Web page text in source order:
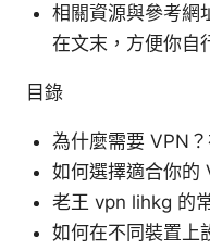
相關資源與參考網
在文末，方便你自
目錄
為什麼需要 VPN
如何選擇適合你的
老王 vpn lihkg 的
如何在不同裝置上